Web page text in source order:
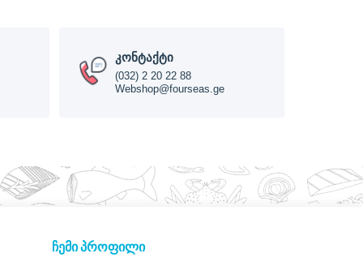
კონტაქტი
(032) 2 20 22 88
Webshop@fourseas.ge
ᲩᲔᲛᲘ ᲞᲠᲝᲤᲘᲚᲘ